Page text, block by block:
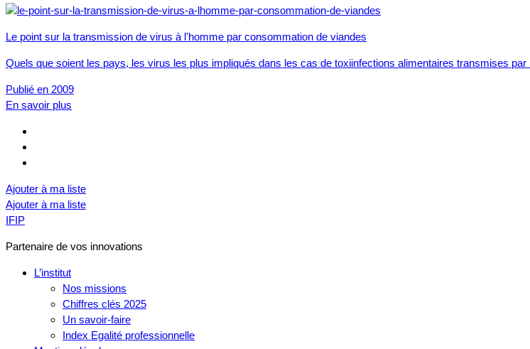
Le point sur la transmission de virus à l'homme par consommation de viandes
Quels que soient les pays, les virus les plus impliqués dans les cas de toxiinfections alimentaires transmises
Publié en 2009
En savoir plus
Ajouter à ma liste
Ajouter à ma liste
IFIP
Partenaire de vos innovations
L’institut
Nos missions
Chiffres clés 2025
Un savoir-faire
Index Egalité professionnelle